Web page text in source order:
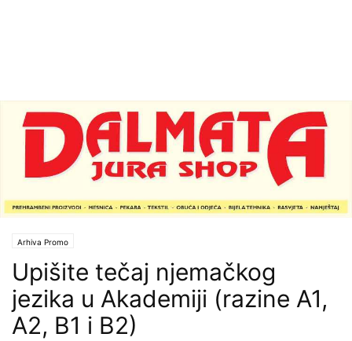
Arhiva Promo
Upišite tečaj njemačkog
jezika u Akademiji (razine A1,
A2, B1 i B2)